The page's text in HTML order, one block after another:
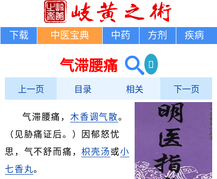
下载 中医宝典 中药 方剂 疾病
气滞腰痛
上一页 目录 相关 下一页
气滞腰痛， 木香调气散。
（见胁痛证后。）因郁怒忧
思，气不舒而痛，枳壳汤 或小
七香丸。